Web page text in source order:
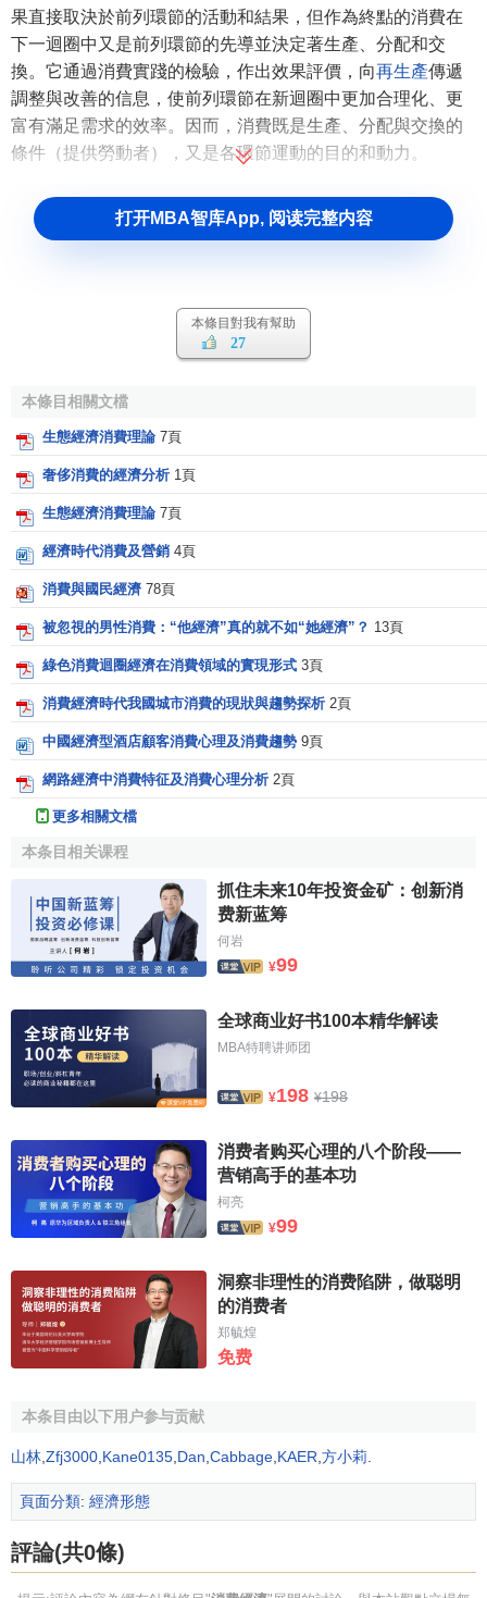
果直接取決於前列環節的活動和結果，但作為終點的消費在
下一迴圈中又是前列環節的先導並決定著生產、分配和交
換。它通過消費實踐的檢驗，作出效果評價，向再生產傳遞
調整與改善的信息，使前列環節在新迴圈中更加合理化、更
富有滿足需求的效率。因而，消費既是生產、分配與交換的
條件（提供勞動者），又是各環節運動的目的和動力。
打开MBA智库App, 阅读完整内容
本條目對我有幫助
27
本條目相關文檔
生態經濟消費理論 7頁
奢侈消費的經濟分析 1頁
生態經濟消費理論 7頁
經濟時代消費及營銷 4頁
消費與國民經濟 78頁
被忽視的男性消費：“他經濟”真的就不如“她經濟”？ 13頁
綠色消費迴圈經濟在消費領域的實現形式 3頁
消費經濟時代我國城市消費的現狀與趨勢探析 2頁
中國經濟型酒店顧客消費心理及消費趨勢 9頁
網路經濟中消費特征及消費心理分析 2頁
更多相關文檔
本条目相关课程
抓住未来10年投资金矿：创新消
费新蓝筹
何岩
¥99
全球商业好书100本精华解读
MBA特聘讲师团
¥198 ¥198
消费者购买心理的八个阶段——
营销高手的基本功
柯亮
¥99
洞察非理性的消费陷阱，做聪明
的消费者
郑毓煌
免费
本条目由以下用户参与贡献
山林 Zfj3000 Kane0135 Dan Cabbage KAER 方小莉
頁面分類: 經濟形態
評論(共0條)